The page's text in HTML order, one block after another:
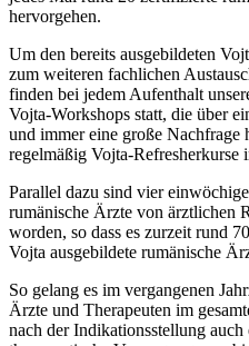
hervorgehen.
Um den bereits ausgebildeten
zum weiteren fachlichen
finden bei jedem Aufenthalt
Vojta-Workshops statt, die über
und immer eine große Nachfrage
regelmäßig Vojta-Refresherkurse
Parallel dazu sind vier
rumänische Ärzte von ärztlichen
worden, so dass es zurzeit rund
Vojta ausgebildete rumänische
So gelang es im vergangenen
Ärzte und Therapeuten im
nach der Indikationsstellung auch